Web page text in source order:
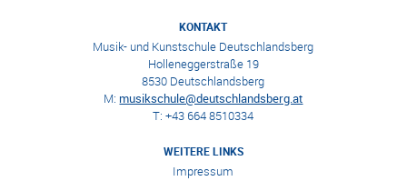
KONTAKT
Musik- und Kunstschule Deutschlandsberg
Holleneggerstraße 19
8530 Deutschlandsberg
M: musikschule@deutschlandsberg.at
T: +43 664 8510334
WEITERE LINKS
Impressum